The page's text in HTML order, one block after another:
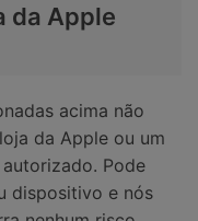
da Apple
acima não
da Apple ou um
Pode
dispositivo e nós